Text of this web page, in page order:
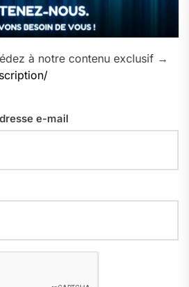
à notre contenu exclusif →
e-mail